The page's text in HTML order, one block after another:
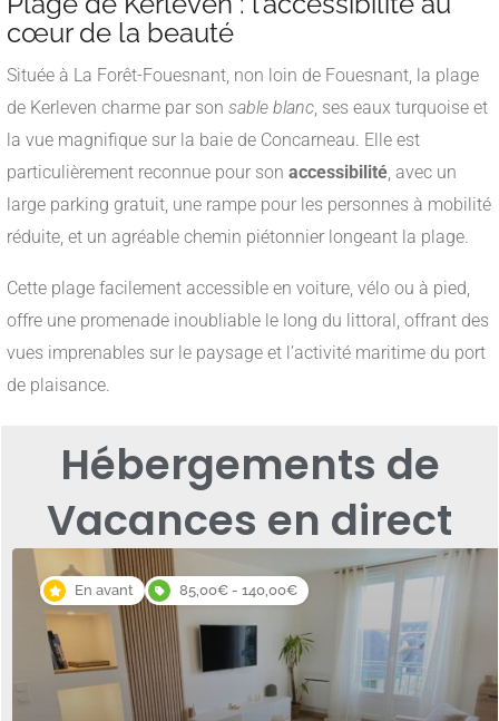
cœur de la beauté
Située à La Forêt-Fouesnant, non loin de Fouesnant, la plage
de Kerleven charme par son sable blanc, ses eaux turquoise et
la vue magnifique sur la baie de Concarneau. Elle est
particulièrement reconnue pour son accessibilité, avec un
large parking gratuit, une rampe pour les personnes à mobilité
réduite, et un agréable chemin piétonnier longeant la plage.
Cette plage facilement accessible en voiture, vélo ou à pied,
offre une promenade inoubliable le long du littoral, offrant des
vues imprenables sur le paysage et l’activité maritime du port
de plaisance.
Hébergements de
Vacances en direct
En avant 85,00€ - 140,00€